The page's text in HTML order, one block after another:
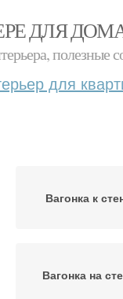
ДЛЯ
полезные
для
Вагонка к
Вагонка на